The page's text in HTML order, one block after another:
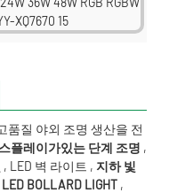
품질 야외 조명 생산을 전
플레이가있는 단계 조명 ,
, LED 벽 라이트 , 지하 빛
LED BOLLARD LIGHT ,